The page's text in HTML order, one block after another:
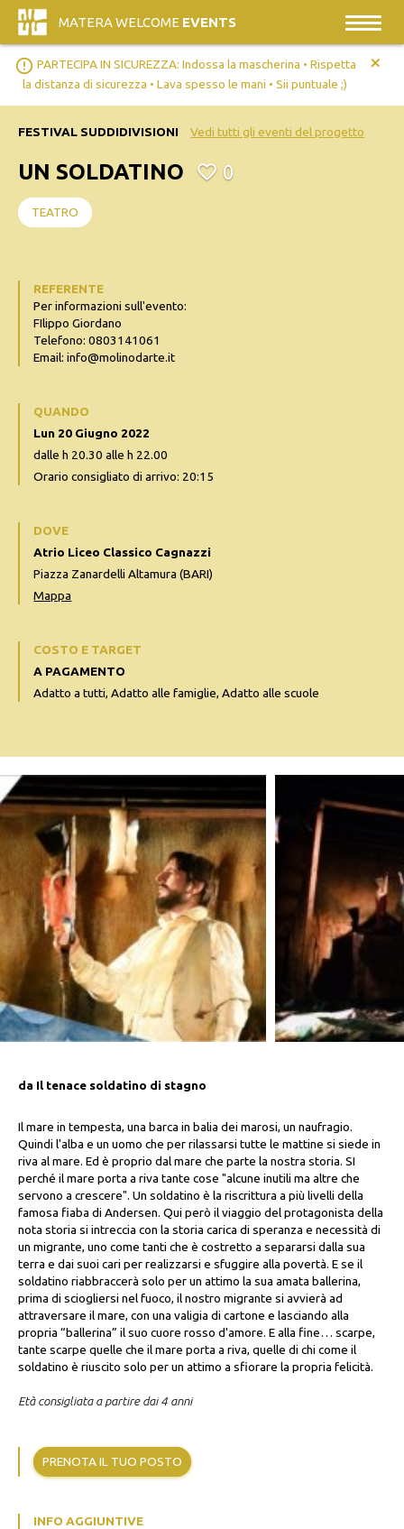
MATERA WELCOME EVENTS
error_outline PARTECIPA IN SICUREZZA: Indossa la mascherina • Rispetta
la distanza di sicurezza • Lava spesso le mani • Sii puntuale ;)
+
da Il tenace soldatino di stagno
Il mare in tempesta, una barca in balia dei marosi, un naufragio.
Quindi l'alba e un uomo che per rilassarsi tutte le mattine si siede in
riva al mare. Ed è proprio dal mare che parte la nostra storia. SI
perché il mare porta a riva tante cose "alcune inutili ma altre che
servono a crescere". Un soldatino è la riscrittura a più livelli della
famosa fiaba di Andersen. Qui però il viaggio del protagonista della
nota storia si intreccia con la storia carica di speranza e necessità di
un migrante, uno come tanti che è costretto a separarsi dalla sua
terra e dai suoi cari per realizzarsi e sfuggire alla povertà. E se il
soldatino riabbraccerà solo per un attimo la sua amata ballerina,
prima di sciogliersi nel fuoco, il nostro migrante si avvierà ad
attraversare il mare, con una valigia di cartone e lasciando alla
propria “ballerina” il suo cuore rosso d'amore. E alla fine… scarpe,
tante scarpe quelle che il mare porta a riva, quelle di chi come il
soldatino è riuscito solo per un attimo a sfiorare la propria felicità.
Età consigliata a partire dai 4 anni
PRENOTA IL TUO POSTO
INFO AGGIUNTIVE
FESTIVAL SUDDIDIVISIONI Vedi tutti gli eventi del progetto
UN SOLDATINO 0
TEATRO
REFERENTE
Per informazioni sull'evento:
FIlippo Giordano
Telefono: 0803141061
Email: info@molinodarte.it
QUANDO
Lun 20 Giugno 2022
dalle h 20.30 alle h 22.00
Orario consigliato di arrivo: 20:15
DOVE
Atrio Liceo Classico Cagnazzi
Piazza Zanardelli Altamura (BARI)
Mappa
COSTO E TARGET
A PAGAMENTO
Adatto a tutti, Adatto alle famiglie, Adatto alle scuole